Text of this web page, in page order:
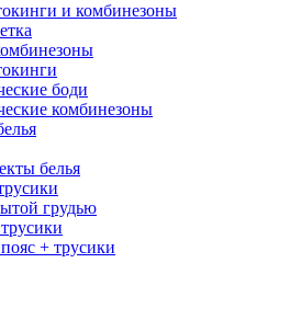
и комбинезоны
боди
комбинезоны
белья
грудью
+ трусики